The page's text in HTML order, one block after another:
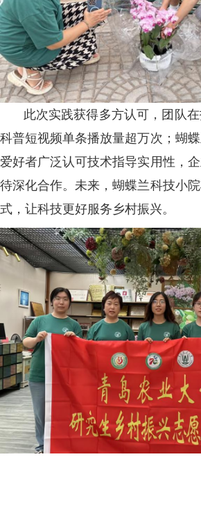
此次实践获得多方认可，团队在
科普短视频单条播放量超万次；蝴
爱好者广泛认可技术指导实用性，
待深化合作。未来，蝴蝶兰科技小
式，让科技更好服务乡村振兴。